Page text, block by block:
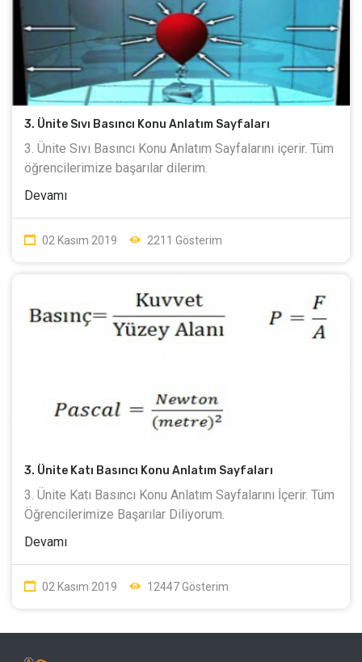
3. Ünite Sıvı Basıncı Konu Anlatım Sayfaları
3. Ünite Sıvı Basıncı Konu Anlatım Sayfalarını içerir. Tüm
öğrencilerimize başarılar dilerim.
Devamı
02 Kasım 2019 2211 Gösterim
3. Ünite Katı Basıncı Konu Anlatım Sayfaları
3. Ünite Katı Basıncı Konu Anlatım Sayfalarını İçerir. Tüm
Öğrencilerimize Başarılar Diliyorum.
Devamı
02 Kasım 2019 12447 Gösterim